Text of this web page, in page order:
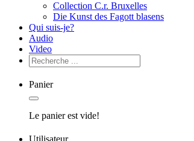
Collection C.r. Bruxelles
Die Kunst des Fagott blasens
Qui suis-je?
Audio
Video
Panier
Le panier est vide!
Utilisateur